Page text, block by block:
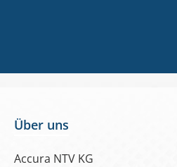
Über uns
Accura NTV KG